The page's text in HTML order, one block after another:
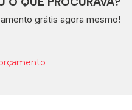
grátis agora mesmo!